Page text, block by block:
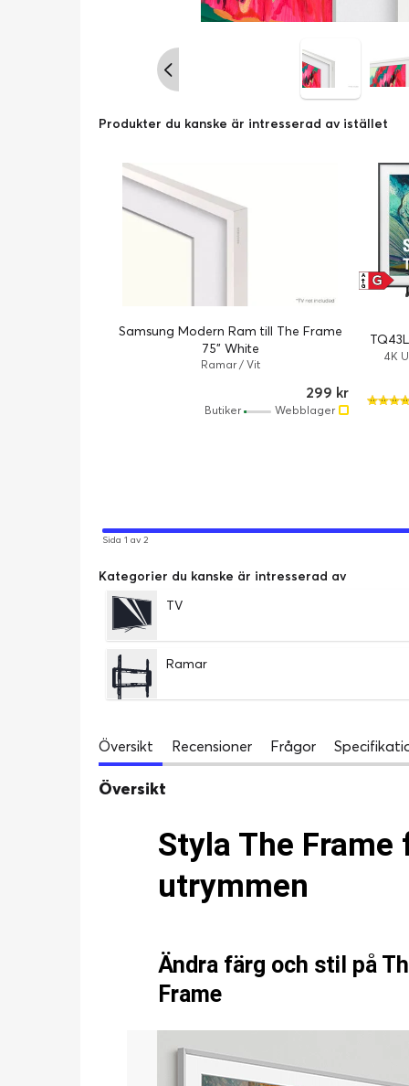
Produkter du kanske är intresserad av istället
Samsung Modern Ram till The Frame
75" White
Ramar / Vit
299 kr
Webblager
Butiker
4K
G
A
↑
G
Sida 1 av 2
Kategorier du kanske är intresserad av
TV
Ramar
Översikt Recensioner Frågor
Översikt
Styla The
utrymmen
Ändra färg och stil på
Frame